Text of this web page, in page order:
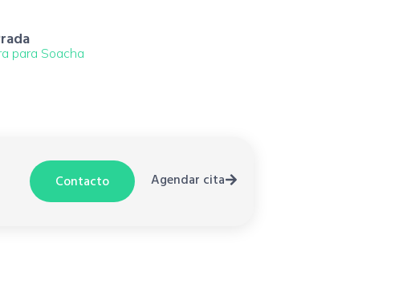
para Soacha
Contacto Agendar cita